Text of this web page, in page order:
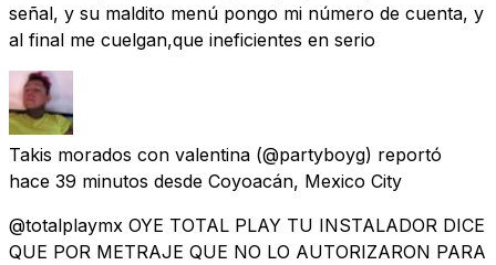
señal, y su maldito menú pongo mi número de cuenta, y
al final me cuelgan,que ineficientes en serio
Takis morados con valentina (@partyboyg) reportó
hace 39 minutos desde Coyoacán, Mexico City
@totalplaymx OYE TOTAL PLAY TU INSTALADOR DICE
QUE POR METRAJE QUE NO LO AUTORIZARON PARA